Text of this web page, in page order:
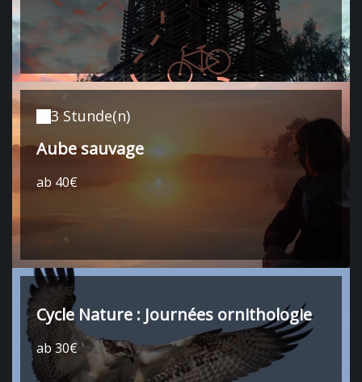
3 Stunde(n)
Aube sauvage
ab 40€
Cycle Nature : Journées ornithologie
ab 30€